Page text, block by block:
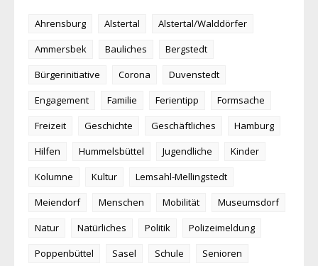
Ahrensburg Alstertal
Alstertal/Walddörfer
Ammersbek
Bauliches
Bergstedt
Bürgerinitiative
Corona
Duvenstedt
Engagement
Familie Ferientipp
Formsache
Freizeit
Geschichte Geschäftliches
Hamburg
Hilfen
Hummelsbüttel Jugendliche
Kinder
Kolumne
Kultur
Lemsahl-Mellingstedt
Meiendorf
Menschen Mobilität
Museumsdorf
Natur
Natürliches Politik
Polizeimeldung
Poppenbüttel
Sasel Schule
Senioren